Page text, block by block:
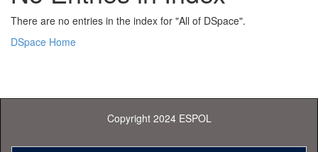
There are no entries in the index for "All of DSpace".
DSpace Home
Copyright 2024 ESPOL